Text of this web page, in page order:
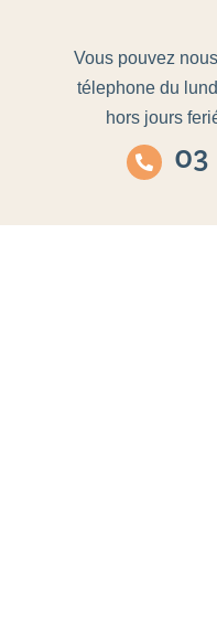
Vous pouvez
télephone du
hors jours
03